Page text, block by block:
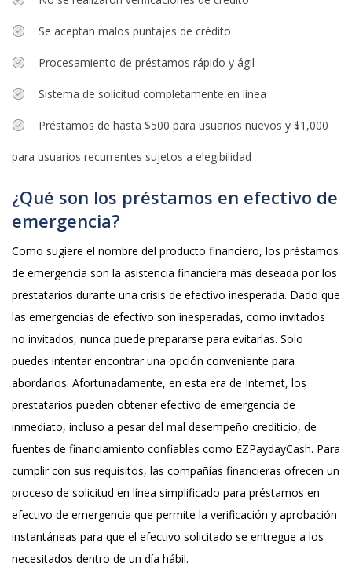
Se aceptan malos puntajes de crédito
Procesamiento de préstamos rápido y ágil
Sistema de solicitud completamente en línea
Préstamos de hasta $500 para usuarios nuevos y $1,000
para usuarios recurrentes sujetos a elegibilidad
¿Qué son los préstamos en efectivo de
emergencia?
Como sugiere el nombre del producto financiero, los préstamos
de emergencia son la asistencia financiera más deseada por los
prestatarios durante una crisis de efectivo inesperada. Dado que
las emergencias de efectivo son inesperadas, como invitados
no invitados, nunca puede prepararse para evitarlas. Solo
puedes intentar encontrar una opción conveniente para
abordarlos. Afortunadamente, en esta era de Internet, los
prestatarios pueden obtener efectivo de emergencia de
inmediato, incluso a pesar del mal desempeño crediticio, de
fuentes de financiamiento confiables como EZPaydayCash. Para
cumplir con sus requisitos, las compañías financieras ofrecen un
proceso de solicitud en línea simplificado para préstamos en
efectivo de emergencia que permite la verificación y aprobación
instantáneas para que el efectivo solicitado se entregue a los
necesitados dentro de un día hábil.